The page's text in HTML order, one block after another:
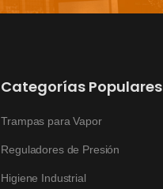
Categorías Populares
Trampas para Vapor
Reguladores de Presión
Higiene Industrial